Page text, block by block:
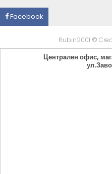
Facebook
Rubin2001 ©
Централен офис,